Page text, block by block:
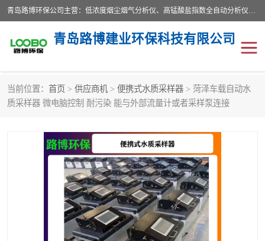
青岛路博环保公司主营：低浓度烟尘烟气分析仪、高锰酸盐指数全自动分析仪、便携式超声波明渠流量计、便携式水质采样器、恒温恒湿称重系统、手持式油烟检测仪等;是一家集环保科研、设计、生产、维护、销售和系统集成为一体的综合性高科技企业。路博人秉承"科学技术是第一生产力的重要理念，倡导环境友好型的生产、生活和消费方式。
青岛路博建业环保科技有限公司
当前位置： 首页 > 供应商机 > 便携式水质采样器 > 菏泽车载自动水
质采样器 微电脑控制 耐污染 能与外部流量计或者采样泵连接
生物安全柜 气体检测仪
水质检测仪 手持式油烟检测仪
恒温恒湿称重系统 二恶英采集器
实验室仪器 LB-8110降水降尘采样器
便携式水质采样器 LB-7035油气回收